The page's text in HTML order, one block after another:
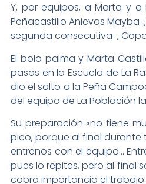
Y, por equipos, a Marta y
Peñacastillo Anievas
segunda consecutiva-,
El bolo palma y Marta
pasos en la Escuela de La
dio el salto a la Peña
del equipo de La Población
Su preparación «no tiene
pico, porque al final durante
entrenos con el equipo…
pues lo repites, pero al final
cobra importancia el trabajo